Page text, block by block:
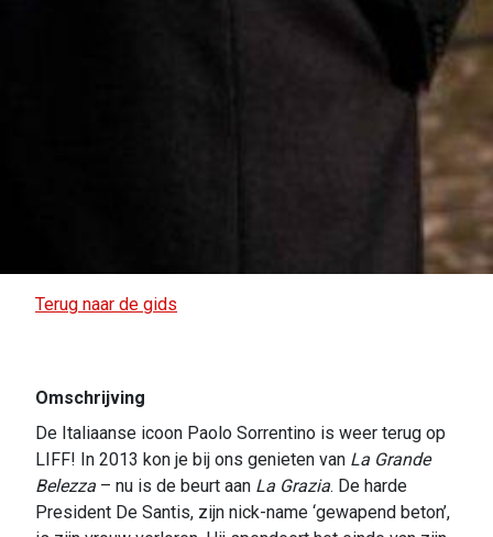
Terug naar de gids
Omschrijving
De Italiaanse icoon Paolo Sorrentino is weer terug op
LIFF! In 2013 kon je bij ons genieten van La Grande
Belezza – nu is de beurt aan La Grazia. De harde
President De Santis, zijn nick-name ‘gewapend beton’,